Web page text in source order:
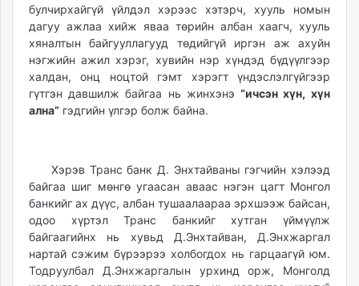
булчирхайгүй үйлдэл хэрээс хэтэрч, хууль номын
дагуу ажлаа хийж яваа төрийн албан хаагч, хууль
хяналтын байгууллагууд төдийгүй иргэн аж ахуйн
нэгжийн ажил хэрэг, хувийн нэр хүндэд бүдүүлгээр
халдан, онц ноцтой гэмт хэрэгт үндэслэлгүйгээр
гүтгэн давшилж байгаа нь жинхэнэ “ичсэн хүн, хүн
ална” гэдгийн үлгэр болж байна.
Хэрэв Транс банк Д. Энхтайваны гэгчийн хэлээд
байгаа шиг мөнгө угаасан аваас нэгэн цагт Монгол
банкийг ах дүүс, албан тушаалаараа эрхшээж байсан,
одоо хүртэл Транс банкийг хутган үймүүлж
байгаагийнх нь хувьд Д.Энхтайван, Д.Энхжаргал
нартай сэжим бүрээрээ холбогдох нь гарцаагүй юм.
Тодруулбал Д.Энхжаргалын урхинд орж, Монголд